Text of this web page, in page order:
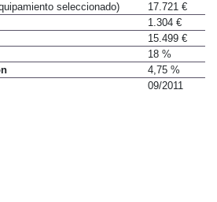
seleccionado)
17.721 €
1.304 €
15.499 €
18 %
4,75 %
09/2011